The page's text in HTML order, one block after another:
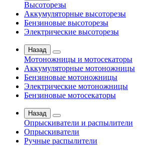
Высоторезы
Аккумуляторные высоторезы
Бензиновые высоторезы
Электрические высоторезы
Назад
Мотоножницы и мотосекаторы
Аккумуляторные мотоножницы
Бензиновые мотоножницы
Электрические мотоножницы
Бензиновые мотосекаторы
Назад
Опрыскиватели и распылители
Опрыскиватели
Ручные распылители